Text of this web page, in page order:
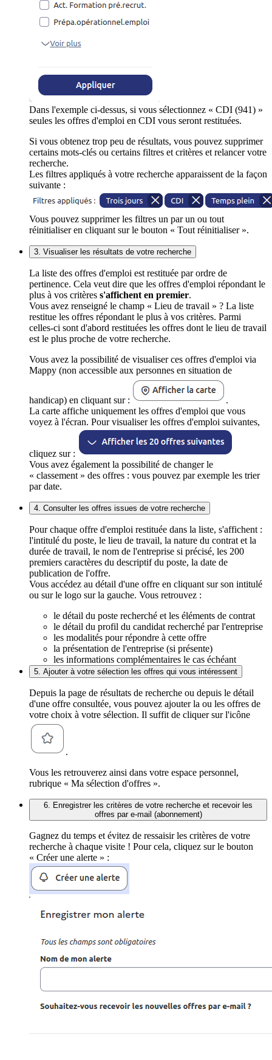
Dans l'exemple ci-dessus, si vous sélectionnez « CDI (941) »
seules les offres d'emploi en CDI vous seront restituées.
Si vous obtenez trop peu de résultats, vous pouvez supprimer
certains mots-clés ou certains filtres et critères et relancer votre
recherche.
Les filtres appliqués à votre recherche apparaissent de la façon
suivante :
Vous pouvez supprimer les filtres un par un ou tout
réinitialiser en cliquant sur le bouton « Tout réinitialiser ».
3. Visualiser les résultats de votre recherche
La liste des offres d'emploi est restituée par ordre de
pertinence. Cela veut dire que les offres d'emploi répondant le
plus à vos critères s'affichent en premier.
Vous avez renseigné le champ « Lieu de travail » ? La liste
restitue les offres répondant le plus à vos critères. Parmi
celles-ci sont d'abord restituées les offres dont le lieu de travail
est le plus proche de votre recherche.
Vous avez la possibilité de visualiser ces offres d'emploi via
Mappy (non accessible aux personnes en situation de
handicap) en cliquant sur :
.
La carte affiche uniquement les offres d'emploi que vous
voyez à l'écran. Pour visualiser les offres d'emploi suivantes,
cliquez sur :
Vous avez également la possibilité de changer le
« classement » des offres : vous pouvez par exemple les trier
par date.
4. Consulter les offres issues de votre recherche
Pour chaque offre d'emploi restituée dans la liste, s'affichent :
l'intitulé du poste, le lieu de travail, la nature du contrat et la
durée de travail, le nom de l'entreprise si précisé, les 200
premiers caractères du descriptif du poste, la date de
publication de l'offre.
Vous accédez au détail d'une offre en cliquant sur son intitulé
ou sur le logo sur la gauche. Vous retrouvez :
le détail du poste recherché et les éléments de contrat
le détail du profil du candidat recherché par l'entreprise
les modalités pour répondre à cette offre
la présentation de l'entreprise (si présente)
les informations complémentaires le cas échéant
5. Ajouter à votre sélection les offres qui vous intéressent
Depuis la page de résultats de recherche ou depuis le détail
d'une offre consultée, vous pouvez ajouter la ou les offres de
votre choix à votre sélection. Il suffit de cliquer sur l'icône
.
Vous les retrouverez ainsi dans votre espace personnel,
rubrique « Ma sélection d'offres ».
6. Enregistrer les critères de votre recherche et recevoir les
offres par e-mail (abonnement)
Gagnez du temps et évitez de ressaisir les critères de votre
recherche à chaque visite ! Pour cela, cliquez sur le bouton
« Créer une alerte » :